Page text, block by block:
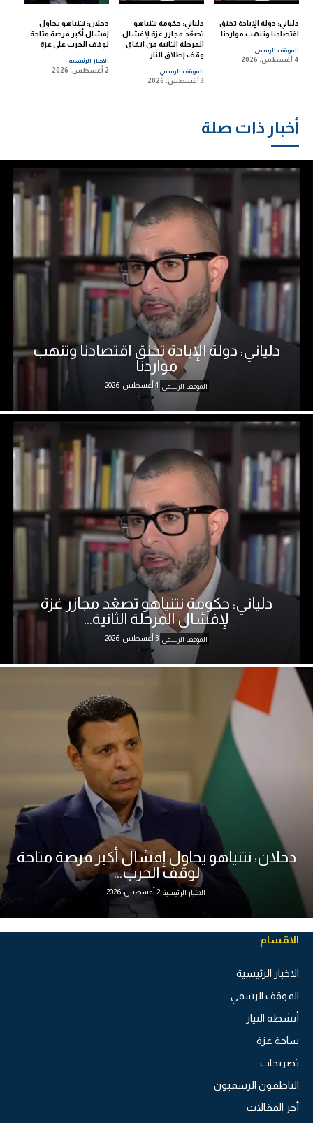
دلياني: دولة الإبادة تخنق
اقتصادنا وتنهب مواردنا
الموقف الرسمي
4 أغسطس، 2026
دلياني: حكومة نتنياهو
تصعّد مجازر غزة لإفشال
المرحلة الثانية من اتفاق
وقف إطلاق النار
الموقف الرسمي
3 أغسطس، 2026
دحلان: نتنياهو يحاول
إفشال أكبر فرصة متاحة
لوقف الحرب على غزة
الاخبار الرئيسية
2 أغسطس، 2026
أخبار ذات صلة
دلياني: دولة الإبادة تخنق اقتصادنا وتنهب
مواردنا
الموقف الرسمي 4 أغسطس، 2026
دلياني: حكومة نتنياهو تصعّد مجازر غزة
لإفشال المرحلة الثانية...
الموقف الرسمي 3 أغسطس، 2026
دحلان: نتنياهو يحاول إفشال أكبر فرصة متاحة
لوقف الحرب...
الاخبار الرئيسية 2 أغسطس، 2026
الاقسام
الاخبار الرئيسية
الموقف الرسمي
أنشطة التيار
ساحة غزة
تصريحات
الناطقون الرسميون
أخر المقالات